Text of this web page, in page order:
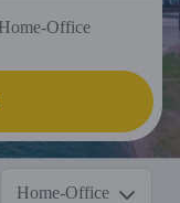
Home-Office